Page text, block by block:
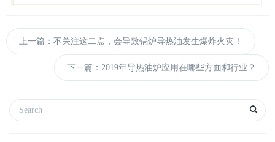
上一篇：不关注这二点，会导致锅炉导热油发生爆炸火灾！
下一篇：2019年导热油炉应用在哪些方面和行业？